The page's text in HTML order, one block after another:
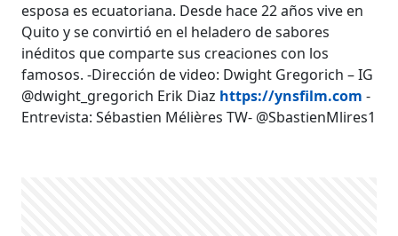
esposa es ecuatoriana. Desde hace 22 años vive en
Quito y se convirtió en el heladero de sabores
inéditos que comparte sus creaciones con los
famosos. -Dirección de video: Dwight Gregorich – IG
@dwight_gregorich Erik Diaz https://ynsfilm.com -
Entrevista: Sébastien Mélières TW- @SbastienMlires1